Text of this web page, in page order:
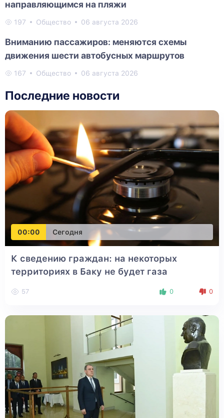
направляющимся на пляжи
197 Общество 06 августа 2026
Вниманию пассажиров: меняются схемы
движения шести автобусных маршрутов
167 Общество 06 августа 2026
Последние новости
00:00 Сегодня
К сведению граждан: на некоторых
территориях в Баку не будет газа
57 0 0